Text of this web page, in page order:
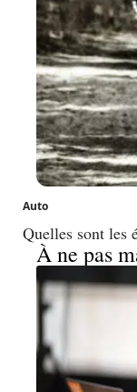
Auto
Quelles sont les
À ne pas